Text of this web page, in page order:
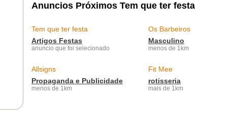
Anuncios Próximos Tem que ter festa
Tem que ter festa
Artigos Festas
anuncio que foi selecionado
Os Barbeiros
Masculino
menos de 1km
Allsigns
Propaganda e Publicidade
menos de 1km
Fit Mee
rotisseria
mais de 1km